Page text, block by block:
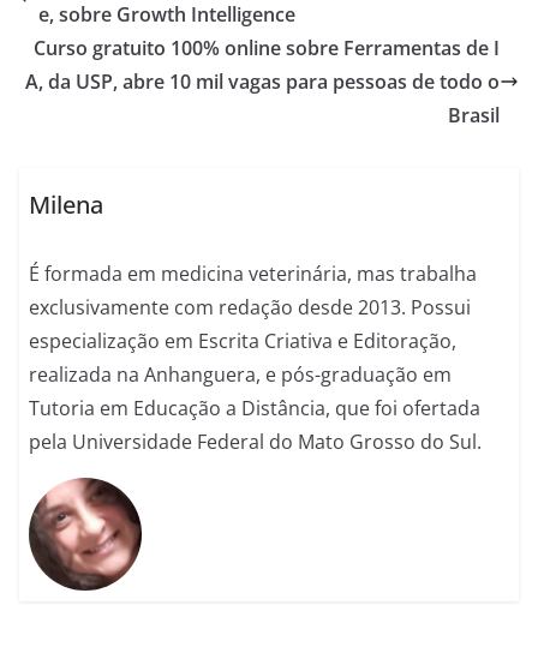
e, sobre Growth Intelligence
Curso gratuito 100% online sobre Ferramentas de I
A, da USP, abre 10 mil vagas para pessoas de todo o
Brasil
Milena
É formada em medicina veterinária, mas trabalha
exclusivamente com redação desde 2013. Possui
especialização em Escrita Criativa e Editoração,
realizada na Anhanguera, e pós-graduação em
Tutoria em Educação a Distância, que foi ofertada
pela Universidade Federal do Mato Grosso do Sul.